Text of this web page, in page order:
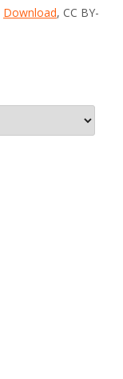
Download, CC BY-